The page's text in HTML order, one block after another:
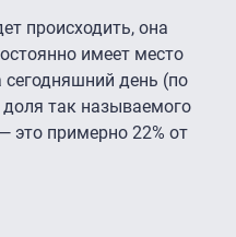
происходить, она
имеет место
сегодняшний день (по
доля так называемого
это примерно 22% от